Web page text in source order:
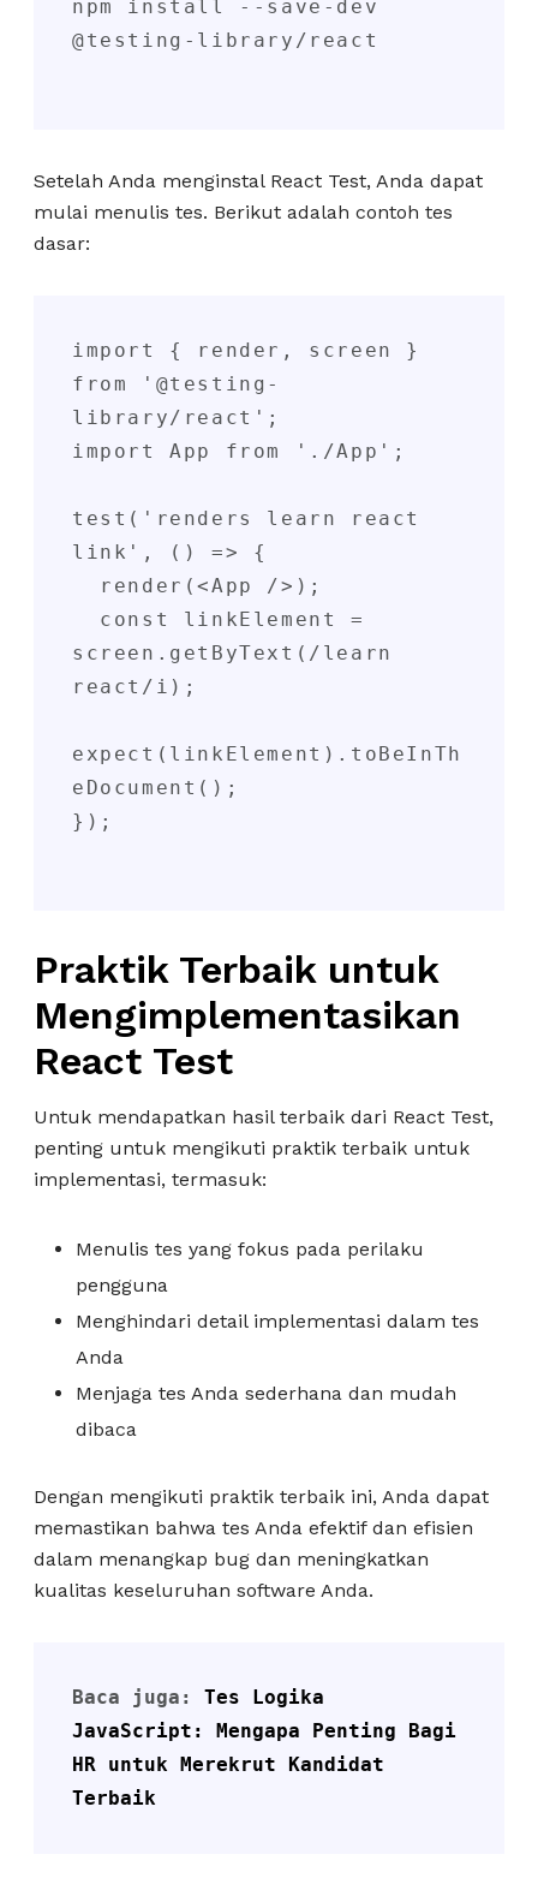
npm install --save-dev
@testing-library/react
Setelah Anda menginstal React Test, Anda dapat
mulai menulis tes. Berikut adalah contoh tes
dasar:
import { render, screen }
from '@testing-
library/react';
import App from './App';
test('renders learn react
link', () => {
screen.getByText(/learn
react/i);
expect(linkElement).toBeInTh
eDocument();
});
Praktik Terbaik untuk
Mengimplementasikan
React Test
Untuk mendapatkan hasil terbaik dari React Test,
penting untuk mengikuti praktik terbaik untuk
implementasi, termasuk:
Menulis tes yang fokus pada perilaku
pengguna
Menghindari detail implementasi dalam tes
Anda
Menjaga tes Anda sederhana dan mudah
dibaca
Dengan mengikuti praktik terbaik ini, Anda dapat
memastikan bahwa tes Anda efektif dan efisien
dalam menangkap bug dan meningkatkan
kualitas keseluruhan software Anda.
Baca juga: Tes Logika
JavaScript: Mengapa Penting Bagi
HR untuk Merekrut Kandidat
Terbaik